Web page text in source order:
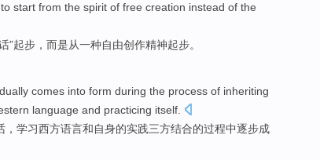
to start from the spirit of free creation instead of the
”起步 ， 而是从一种自由创作精神起步。
comes into form during the process of inheriting
language and practicing itself
， 学习西方语言和自身的实践三方结合的过程中逐步成